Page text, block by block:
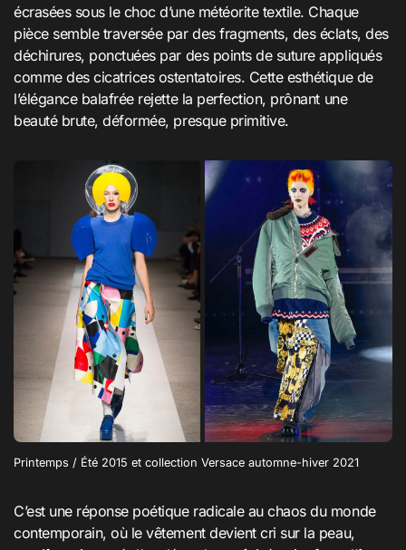
écrasées sous le choc d’une météorite textile. Chaque
pièce semble traversée par des fragments, des éclats, des
déchirures, ponctuées par des points de suture appliqués
comme des cicatrices ostentatoires. Cette esthétique de
l’élégance balafrée rejette la perfection, prônant une
beauté brute, déformée, presque primitive.
Printemps / Été 2015 et collection Versace automne-hiver 2021
C’est une réponse poétique radicale au chaos du monde
contemporain, où le vêtement devient cri sur la peau,